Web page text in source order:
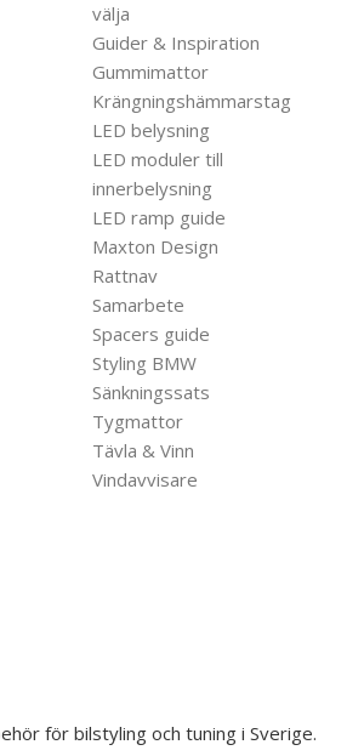
välja
Guider & Inspiration
Gummimattor
Krängningshämmarstag
LED belysning
LED moduler till
innerbelysning
LED ramp guide
Maxton Design
Rattnav
Samarbete
Spacers guide
Styling BMW
Sänkningssats
Tygmattor
Tävla & Vinn
Vindavvisare
för bilstyling och tuning i Sverige.